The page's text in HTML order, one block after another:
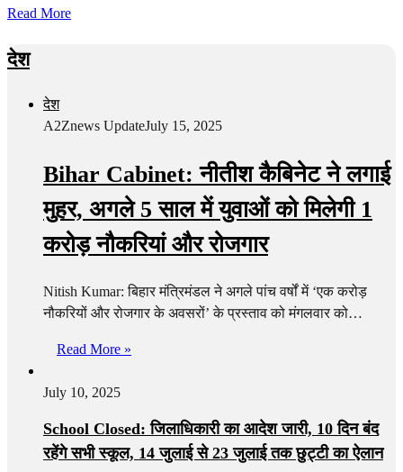
Read More
देश
देश
A2Znews UpdateJuly 15, 2025
Bihar Cabinet: नीतीश कैबिनेट ने लगाई
मुहर, अगले 5 साल में युवाओं को मिलेगी 1
करोड़ नौकरियां और रोजगार
Nitish Kumar: बिहार मंत्रिमंडल ने अगले पांच वर्षों में ‘एक करोड़
नौकरियों और रोजगार के अवसरों’ के प्रस्ताव को मंगलवार को…
Read More »
July 10, 2025
School Closed: जिलाधिकारी का आदेश जारी, 10 दिन बंद
रहेंगे सभी स्कूल, 14 जुलाई से 23 जुलाई तक छुट्टी का ऐलान